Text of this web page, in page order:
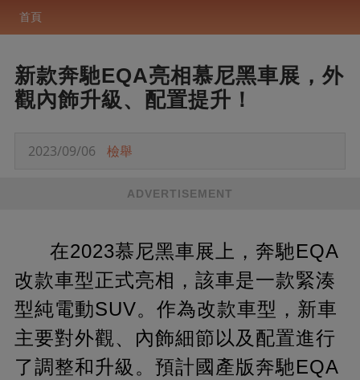
首頁
新款奔馳EQA亮相慕尼黑車展，外
觀內飾升級、配置提升！
2023/09/06 檢舉
ADVERTISEMENT
在2023慕尼黑車展上，奔馳EQA
改款車型正式亮相，該車是一款緊湊
型純電動SUV。作為改款車型，新車
主要對外觀、內飾細節以及配置進行
了調整和升級。預計國產版奔馳EQA